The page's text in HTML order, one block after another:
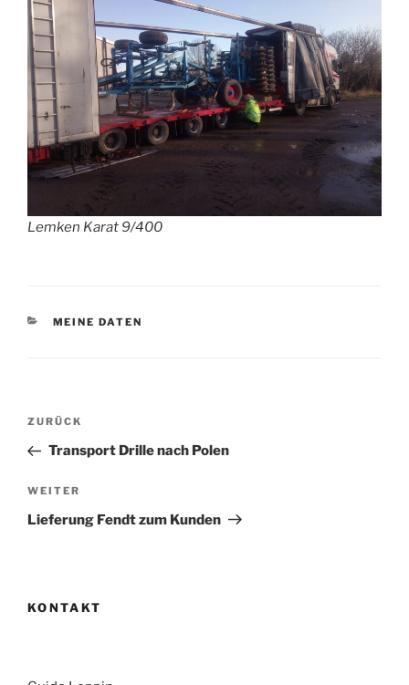
Lemken Karat 9/400
KATEGORIEN
MEINE DATEN
Beitragsnavigation
Vorheriger
Beitrag
ZURÜCK
Transport Drille nach Polen
Nächster
Beitrag
WEITER
Lieferung Fendt zum Kunden
KONTAKT